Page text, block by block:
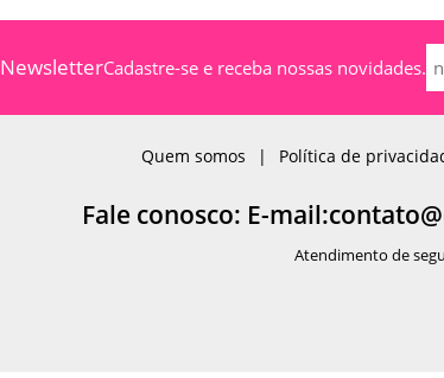
NewsletterCadastre-se e receba nossas novidades.
Quem somos Política de
Fale conosco: E-
Atendimento de